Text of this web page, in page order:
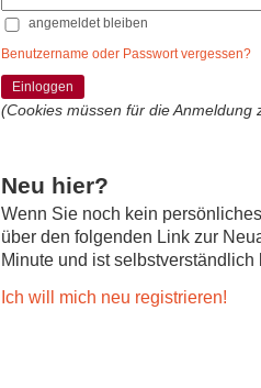
angemeldet bleiben
Benutzername oder Passwort vergessen?
Einloggen
(Cookies müssen für die Anmeldung
Neu hier?
Wenn Sie noch kein
über den folgenden Link zur
Minute und ist selbstverständlich
Ich will mich neu registrieren!